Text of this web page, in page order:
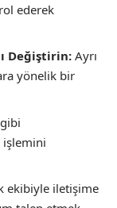
ederek
Değiştirin: Ayrı
yönelik bir
işlemini
ekibiyle iletişime